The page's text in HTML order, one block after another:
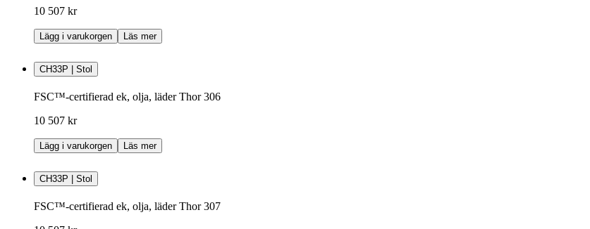
10 507 kr
Lägg i varukorgen Läs mer
CH33P | Stol
FSC™-certifierad ek, olja, läder Thor 306
10 507 kr
Lägg i varukorgen Läs mer
CH33P | Stol
FSC™-certifierad ek, olja, läder Thor 307